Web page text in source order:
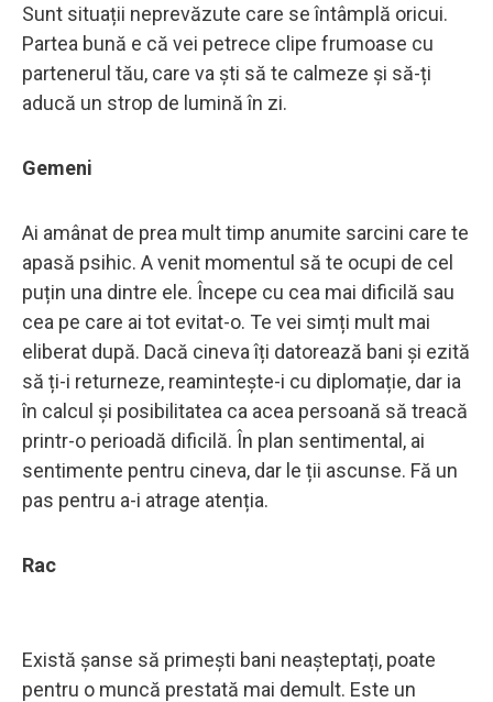
Sunt situații neprevăzute care se întâmplă oricui.
Partea bună e că vei petrece clipe frumoase cu
partenerul tău, care va ști să te calmeze și să-ți
aducă un strop de lumină în zi.
Gemeni
Ai amânat de prea mult timp anumite sarcini care te
apasă psihic. A venit momentul să te ocupi de cel
puțin una dintre ele. Începe cu cea mai dificilă sau
cea pe care ai tot evitat-o. Te vei simți mult mai
eliberat după. Dacă cineva îți datorează bani și ezită
să ți-i returneze, reamintește-i cu diplomație, dar ia
în calcul și posibilitatea ca acea persoană să treacă
printr-o perioadă dificilă. În plan sentimental, ai
sentimente pentru cineva, dar le ții ascunse. Fă un
pas pentru a-i atrage atenția.
Rac
Există șanse să primești bani neașteptați, poate
pentru o muncă prestată mai demult. Este un